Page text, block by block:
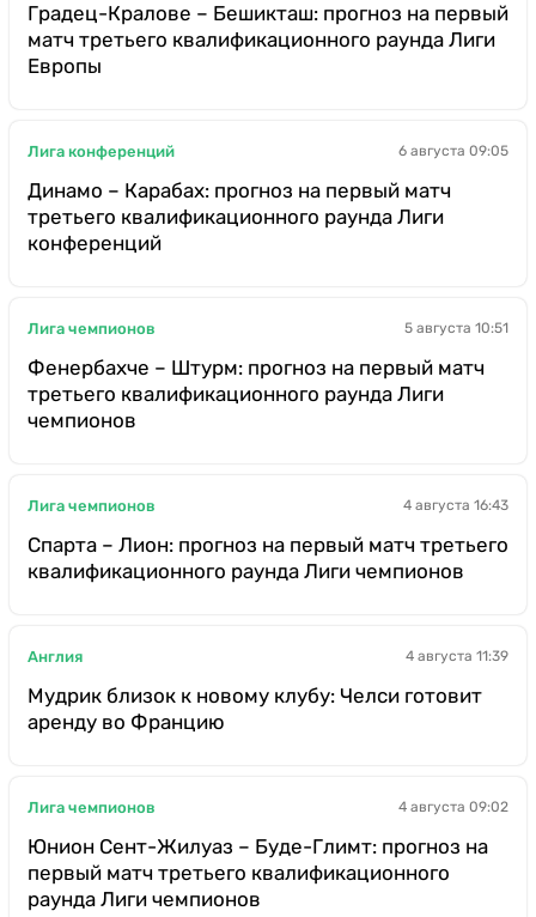
Градец-Кралове – Бешикташ: прогноз на первый
матч третьего квалификационного раунда Лиги
Европы
Лига конференций 6 августа 09:05
Динамо – Карабах: прогноз на первый матч
третьего квалификационного раунда Лиги
конференций
Лига чемпионов 5 августа 10:51
Фенербахче – Штурм: прогноз на первый матч
третьего квалификационного раунда Лиги
чемпионов
Лига чемпионов 4 августа 16:43
Спарта – Лион: прогноз на первый матч третьего
квалификационного раунда Лиги чемпионов
Англия 4 августа 11:39
Мудрик близок к новому клубу: Челси готовит
аренду во Францию
Лига чемпионов 4 августа 09:02
Юнион Сент-Жилуаз – Буде-Глимт: прогноз на
первый матч третьего квалификационного
раунда Лиги чемпионов